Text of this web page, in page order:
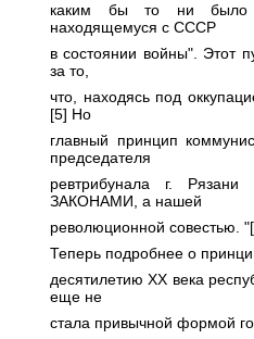
каким бы то ни было
находящемуся с СССР
в состоянии войны". Этот
за то,
что, находясь под
[5] Но
главный принцип
председателя
ревтрибунала г.
ЗАКОНАМИ, а нашей
революционной совестью.
Теперь подробнее о
десятилетию ХХ века
еще не
стала привычной формой